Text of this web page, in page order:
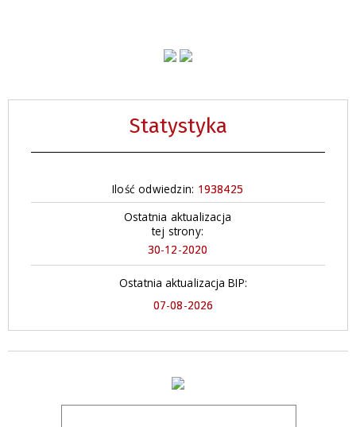
Statystyka
Ilość odwiedzin: 1938425
Ostatnia aktualizacja
tej strony:
30-12-2020
Ostatnia aktualizacja BIP:
07-08-2026